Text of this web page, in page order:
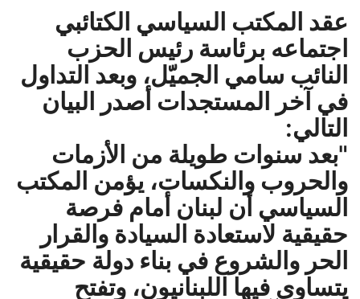
عقد المكتب السياسي الكتائبي
اجتماعه برئاسة رئيس الحزب
النائب سامي الجميّل، وبعد التداول
في آخر المستجدات أصدر البيان
التالي:
"بعد سنوات طويلة من الأزمات
والحروب والنكسات، يؤمن المكتب
السياسي أن لبنان أمام فرصة
حقيقية لاستعادة السيادة والقرار
الحر والشروع في بناء دولة حقيقية
يتساوى فيها اللبنانيون، وتفتح